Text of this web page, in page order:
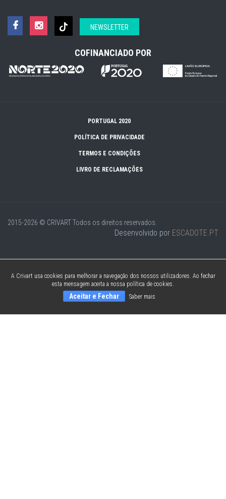
NEWSLETTER
COFINANCIADO POR
PORTUGAL 2020
POLÍTICA DE PRIVACIDADE
TERMOS E CONDIÇÕES
LIVRO DE RECLAMAÇÕES
2015-2026 © CRIVARTTodos os direitos reservados.
Desenvolvido por ESCADOTE.PT
A Crivart usa cookies para melhorar a navegação dos nossos utilizadores. Ao fechar
esta mensagem aceita a nossa política de cookies.
Aceitar e Fechar Saber mais